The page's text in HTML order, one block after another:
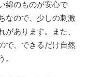
綿のものが安心で
なので、少しの刺激
があります。また、
で、できるだけ自然
。